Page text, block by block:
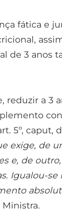
fática e
de 3 anos
reduzir a 3
5º, caput,
exige, de
e, de
Igualou-
Ministra.